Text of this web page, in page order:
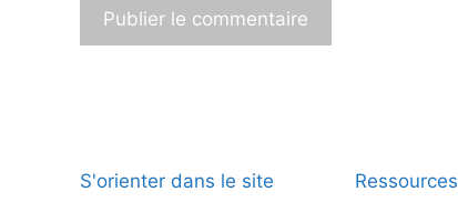
r
S'orienter dans le site Ressources